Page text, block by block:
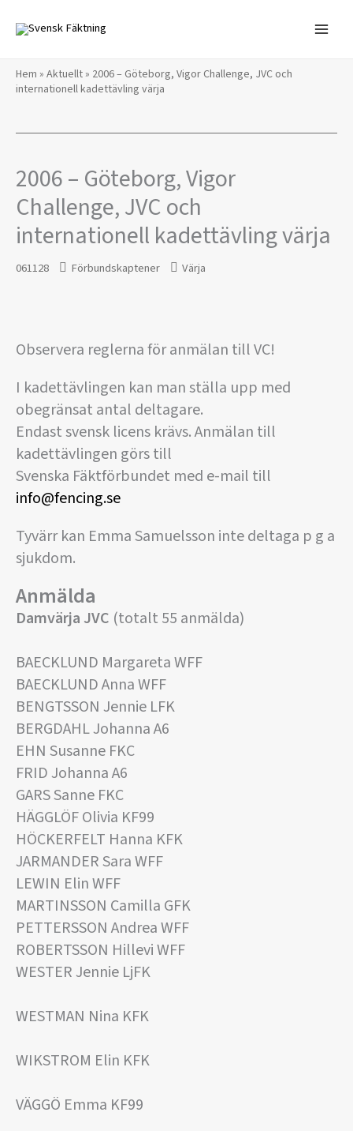
innehåll
Hem » Aktuellt» 2006 – Göteborg, Vigor Challenge, JVC och
internationell kadettävling värja
2006 – Göteborg, Vigor
Challenge, JVC och
internationell kadettävling värja
061128 Förbundskaptener Värja
Observera reglerna för anmälan till VC!
I kadettävlingen kan man ställa upp med
obegränsat antal deltagare.
Endast svensk licens krävs. Anmälan till
kadettävlingen görs till
Svenska Fäktförbundet med e-mail till
info@fencing.se
Tyvärr kan Emma Samuelsson inte deltaga p g a
sjukdom.
Anmälda
Damvärja JVC (totalt 55 anmälda)
BAECKLUND Margareta WFF
BAECKLUND Anna WFF
BENGTSSON Jennie LFK
BERGDAHL Johanna A6
EHN Susanne FKC
FRID Johanna A6
GARS Sanne FKC
HÄGGLÖF Olivia KF99
HÖCKERFELT Hanna KFK
JARMANDER Sara WFF
LEWIN Elin WFF
MARTINSSON Camilla GFK
PETTERSSON Andrea WFF
ROBERTSSON Hillevi WFF
WESTER Jennie LjFK
WESTMAN Nina KFK
WIKSTROM Elin KFK
VÄGGÖ Emma KF99